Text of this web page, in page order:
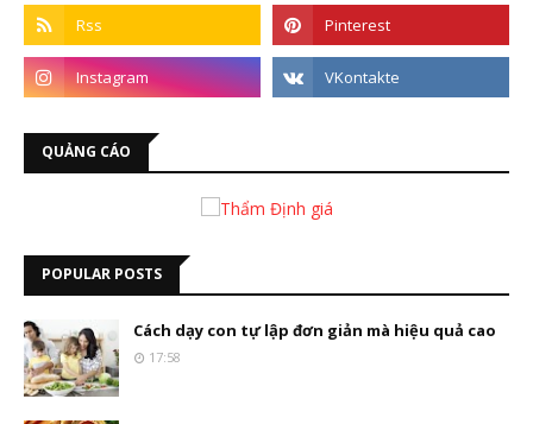
QUẢNG CÁO
POPULAR POSTS
Cách dạy con tự lập đơn giản mà hiệu quả cao
17:58